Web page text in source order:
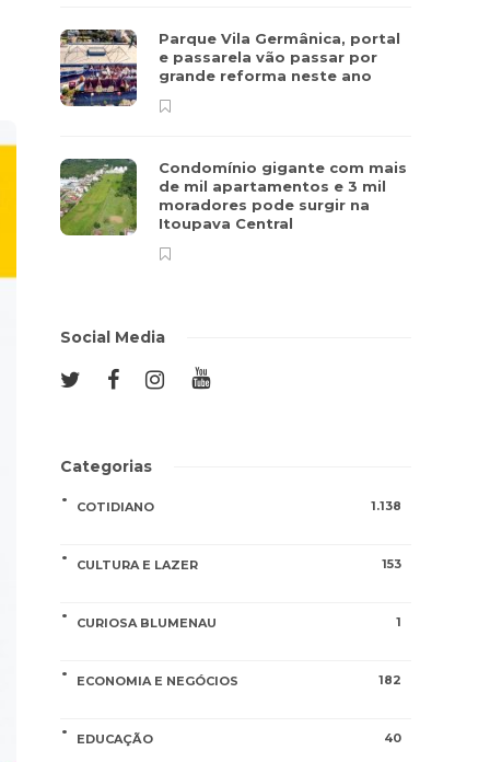
Parque Vila Germânica, portal
e passarela vão passar por
grande reforma neste ano
Condomínio gigante com mais
de mil apartamentos e 3 mil
moradores pode surgir na
Itoupava Central
Social Media
Categorias
COTIDIANO 1.138
CULTURA E LAZER 153
CURIOSA BLUMENAU 1
ECONOMIA E NEGÓCIOS 182
EDUCAÇÃO 40